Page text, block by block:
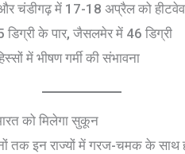
और चंडीगढ़ में 17-18 अप्रैल को
के पार, जैसलमेर में 46 डिग्री
में भीषण गर्मी की संभावना
भारत को मिलेगा सुकून
तक इन राज्यों में गरज-चमक के साथ